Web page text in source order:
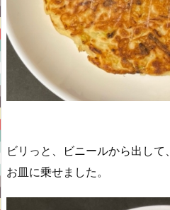
ビリっと、ビニールから出して、
お皿に乗せました。